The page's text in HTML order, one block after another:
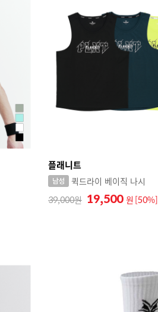
플래니트
퀵드라이 베이직 나시
39,000
19,500 원 [50%]